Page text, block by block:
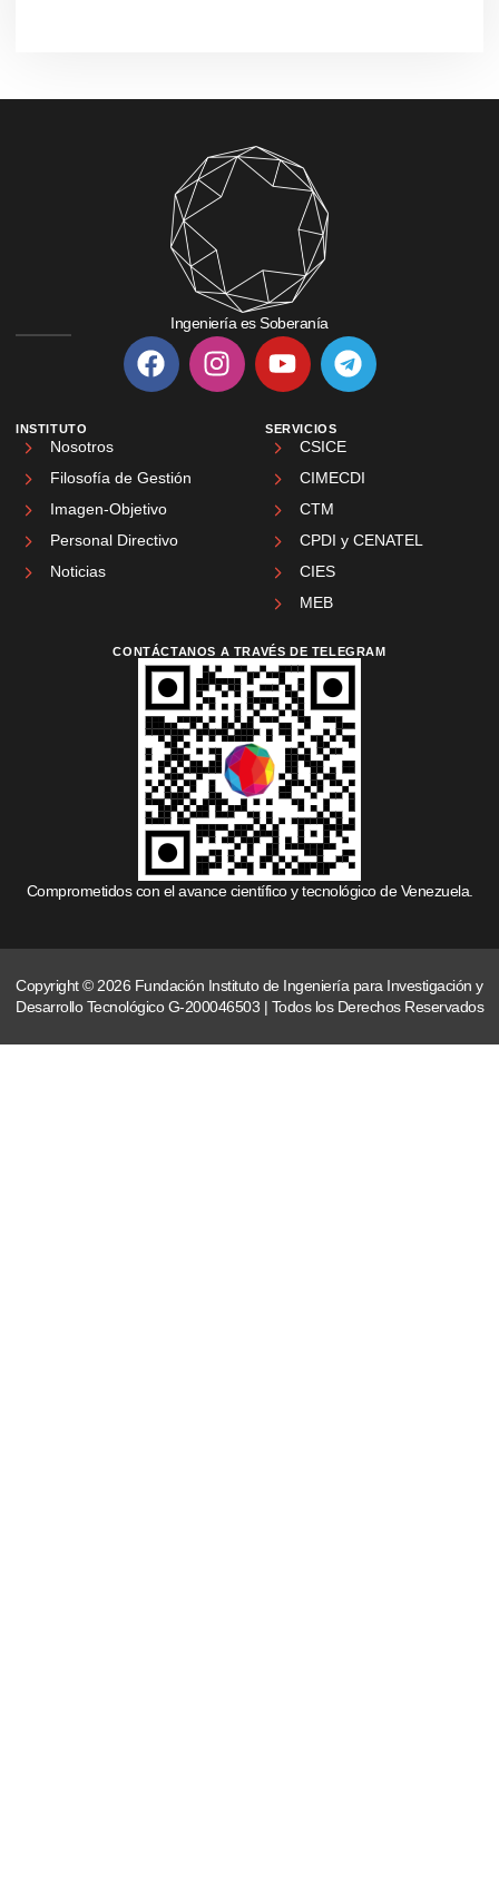
Ingeniería es Soberanía
INSTITUTO
Nosotros
Filosofía de Gestión
Imagen-Objetivo
Personal Directivo
Noticias
SERVICIOS
CSICE
CIMECDI
CTM
CPDI y CENATEL
CIES
MEB
CONTÁCTANOS A TRAVÉS DE TELEGRAM
Comprometidos con el avance científico y tecnológico de Venezuela.
Copyright © 2026 Fundación Instituto de Ingeniería para Investigación y
Desarrollo Tecnológico G-200046503 | Todos los Derechos Reservados